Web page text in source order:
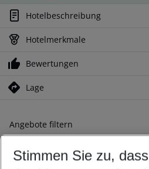
Hotelbeschreibung
Hotelmerkmale
Bewertungen
Lage
Angebote filtern
Ändern Sie Ihre Kriterien nach
Abflughafen wählen
Beliebiger Abflughafen
Stimmen Sie zu,